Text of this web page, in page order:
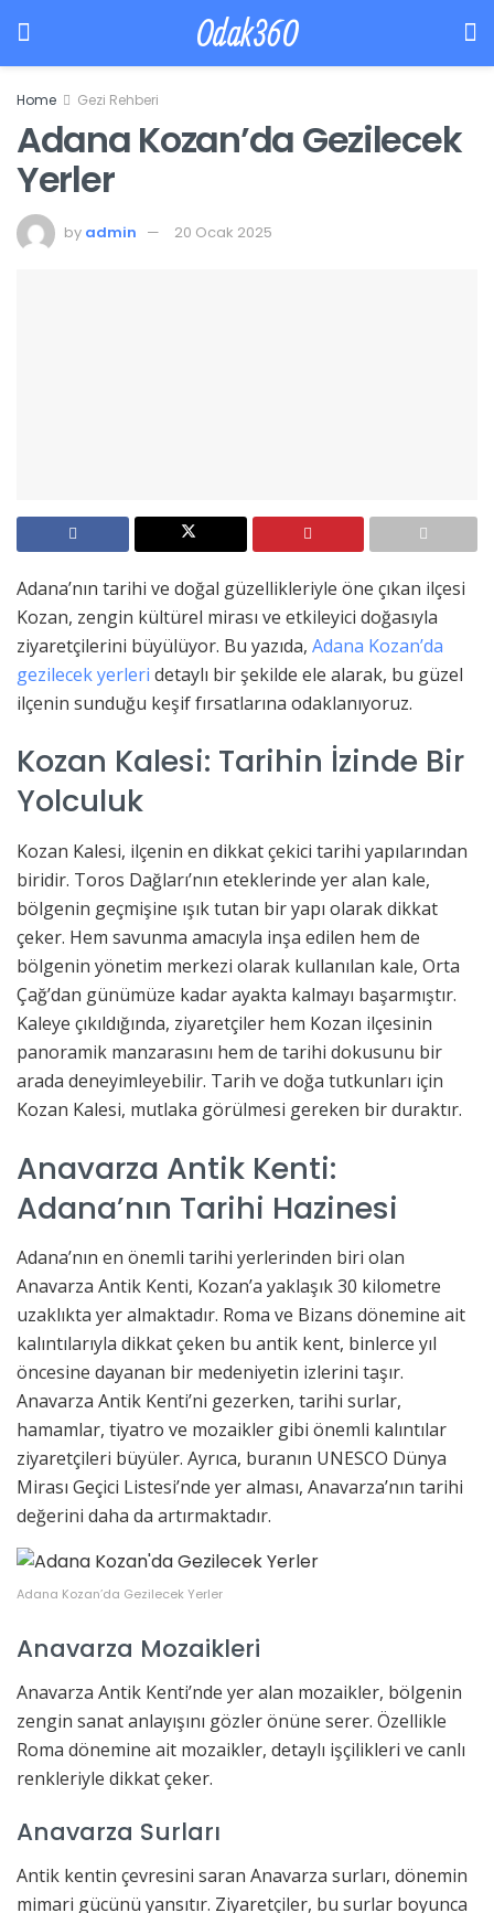
Odak360
Home Gezi Rehberi
Adana Kozan’da Gezilecek
Yerler
by admin 20 Ocak 2025
Adana’nın tarihi ve doğal güzellikleriyle öne çıkan ilçesi
Kozan, zengin kültürel mirası ve etkileyici doğasıyla
ziyaretçilerini büyülüyor. Bu yazıda, Adana Kozan’da
gezilecek yerleri detaylı bir şekilde ele alarak, bu güzel
ilçenin sunduğu keşif fırsatlarına odaklanıyoruz.
Kozan Kalesi: Tarihin İzinde Bir
Yolculuk
Kozan Kalesi, ilçenin en dikkat çekici tarihi yapılarından
biridir. Toros Dağları’nın eteklerinde yer alan kale,
bölgenin geçmişine ışık tutan bir yapı olarak dikkat
çeker. Hem savunma amacıyla inşa edilen hem de
bölgenin yönetim merkezi olarak kullanılan kale, Orta
Çağ’dan günümüze kadar ayakta kalmayı başarmıştır.
Kaleye çıkıldığında, ziyaretçiler hem Kozan ilçesinin
panoramik manzarasını hem de tarihi dokusunu bir
arada deneyimleyebilir. Tarih ve doğa tutkunları için
Kozan Kalesi, mutlaka görülmesi gereken bir duraktır.
Anavarza Antik Kenti:
Adana’nın Tarihi Hazinesi
Adana’nın en önemli tarihi yerlerinden biri olan
Anavarza Antik Kenti, Kozan’a yaklaşık 30 kilometre
uzaklıkta yer almaktadır. Roma ve Bizans dönemine ait
kalıntılarıyla dikkat çeken bu antik kent, binlerce yıl
öncesine dayanan bir medeniyetin izlerini taşır.
Anavarza Antik Kenti’ni gezerken, tarihi surlar,
hamamlar, tiyatro ve mozaikler gibi önemli kalıntılar
ziyaretçileri büyüler. Ayrıca, buranın UNESCO Dünya
Mirası Geçici Listesi’nde yer alması, Anavarza’nın tarihi
değerini daha da artırmaktadır.
Adana Kozan’da Gezilecek Yerler
Anavarza Mozaikleri
Anavarza Antik Kenti’nde yer alan mozaikler, bölgenin
zengin sanat anlayışını gözler önüne serer. Özellikle
Roma dönemine ait mozaikler, detaylı işçilikleri ve canlı
renkleriyle dikkat çeker.
Anavarza Surları
Antik kentin çevresini saran Anavarza surları, dönemin
mimari gücünü yansıtır. Ziyaretçiler, bu surlar boyunca